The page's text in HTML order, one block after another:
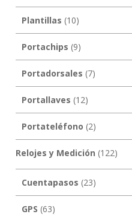
Plantillas (10)
Portachips (9)
Portadorsales (7)
Portallaves (12)
Portateléfono (2)
Relojes y Medición (122)
Cuentapasos (23)
GPS (63)